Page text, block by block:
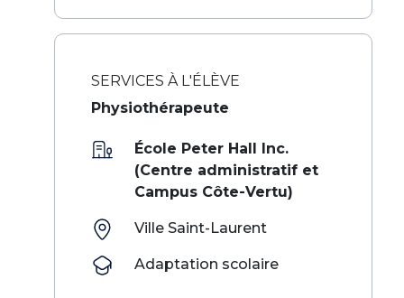
SERVICES À L'ÉLÈVE
Physiothérapeute
École Peter Hall Inc.
(Centre administratif et
Campus Côte-Vertu)
Ville Saint-Laurent
Adaptation scolaire